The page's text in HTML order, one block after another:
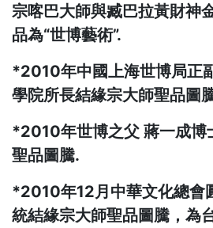
宗喀巴大師與臧巴拉黃財神
品為“世博藝術”.
*2010年中國上海世博局正
學院所長結緣宗大師聖品圖
*2010年世博之父 蔣一成博
聖品圖騰.
*2010年12月中華文化總會
統結緣宗大師聖品圖騰，為